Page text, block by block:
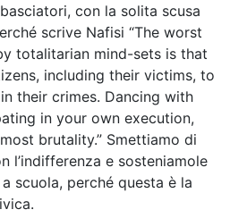
con la solita scusa
scrive Nafisi “The worst
totalitarian mind-sets is that
including their victims, to
their crimes. Dancing with
in your own execution,
brutality.” Smettiamo di
l’indifferenza e sosteniamole
scuola, perché questa è la